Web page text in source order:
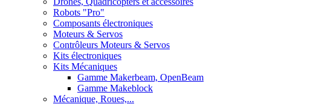
Robots "Pro"
Composants électroniques
Moteurs & Servos
Contrôleurs Moteurs & Servos
Kits électroniques
Kits Mécaniques
Gamme Makerbeam, OpenBeam
Gamme Makeblock
Mécanique, Roues,...